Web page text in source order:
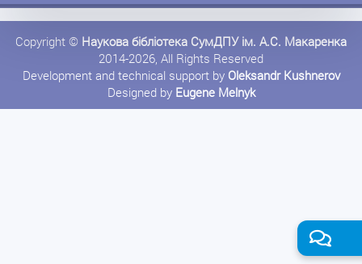
Copyright © Наукова бібліотека СумДПУ ім. А.С. Макаренка
2014-2026, All Rights Reserved
Development and technical support by Oleksandr Kushnerov
Designed by Eugene Melnyk